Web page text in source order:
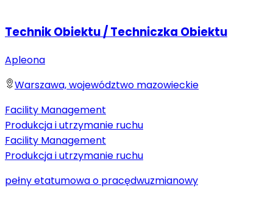
Technik Obiektu / Techniczka Obiektu
Apleona
Warszawa, województwo mazowieckie
Facility Management
Produkcja i utrzymanie ruchu
Facility Management
Produkcja i utrzymanie ruchu
pełny etatumowa o pracędwuzmianowy